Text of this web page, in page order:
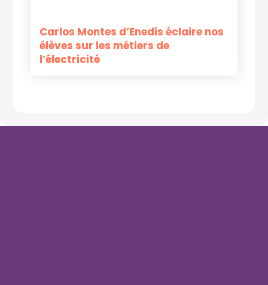
Carlos Montes d’Enedis éclaire nos
élèves sur les métiers de
l’électricité